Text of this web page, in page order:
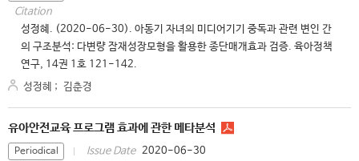
Citation
성정혜. (2020-06-30). 아동기 자녀의 미디어기기 중독과 관련 변인 간
의 구조분석: 다변량 잠재성장모형을 활용한 종단매개효과 검증. 육아정책
연구, 14권 1호 121-142.
성정혜 ; 김춘경
유아안전교육 프로그램 효과에 관한 메타분석
Periodical Issue Date 2020-06-30